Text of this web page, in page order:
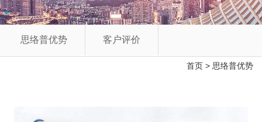
思络普优势 客户评价
首页 > 思络普优势